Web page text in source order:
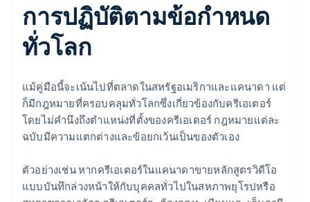
การปฏิบัติตามข้อกําหนด
ทั่วโลก
แม้คู่มือนี้จะเน้นไปที่ตลาดในสหรัฐอเมริกาและแคนาดา แต่
ก็มีกฎหมายที่ครอบคลุมทั่วโลกซึ่งเกี่ยวข้องกับครีเอเตอร์
โดยไม่คํานึงถึงตําแหน่งที่ตั้งของครีเอเตอร์ กฎหมายแต่ละ
ฉบับมีความแตกต่างและข้อยกเว้นเป็นของตัวเอง
ตัวอย่างเช่น หากครีเอเตอร์ในแคนาดาขายหลักสูตรวิดีโอ
แบบบันทึกล่วงหน้าให้กับบุคคลทั่วไปในสหภาพยุโรปหรือ